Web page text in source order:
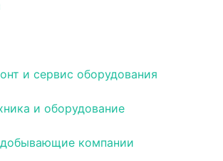
и сервис оборудования
и оборудование
компании